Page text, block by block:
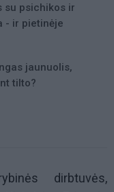
su psichikos ir
- ir pietinėje
jaunuolis,
tilto?
dirbtuvės,